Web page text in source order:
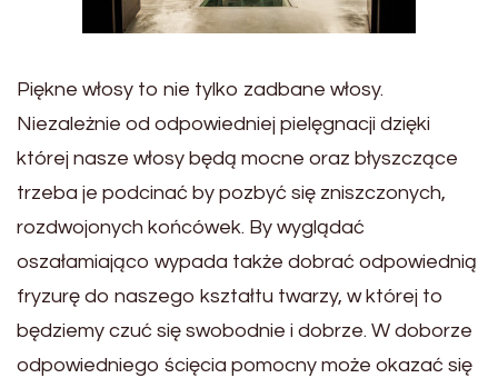
Piękne włosy to nie tylko zadbane włosy.
Niezależnie od odpowiedniej pielęgnacji dzięki
której nasze włosy będą mocne oraz błyszczące
trzeba je podcinać by pozbyć się zniszczonych,
rozdwojonych końcówek. By wyglądać
oszałamiająco wypada także dobrać odpowiednią
fryzurę do naszego kształtu twarzy, w której to
będziemy czuć się swobodnie i dobrze. W doborze
odpowiedniego ścięcia pomocny może okazać się